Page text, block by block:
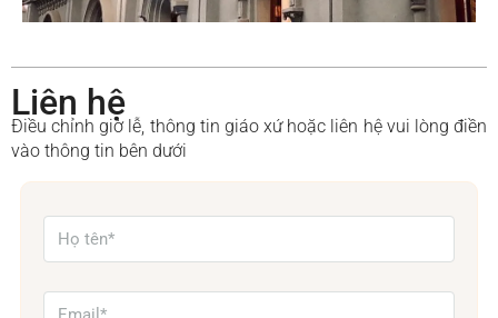
Liên hệ
Điều chỉnh giờ lễ, thông tin giáo xứ hoặc liên hệ vui lòng điền
vào thông tin bên dưới